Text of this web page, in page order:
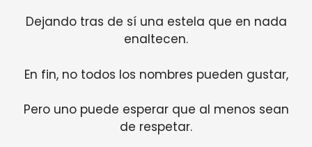
Dejando tras de sí una estela que en nada
enaltecen.
En fin, no todos los nombres pueden gustar,
Pero uno puede esperar que al menos sean
de respetar.